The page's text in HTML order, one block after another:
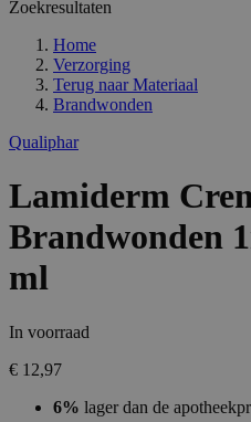
Zoekresultaten
Home
Verzorging
Terug naar Materiaal
Brandwonden
Qualiphar
Lamiderm
Brandwonden
ml
In voorraad
€ 12,97
6% lager dan de